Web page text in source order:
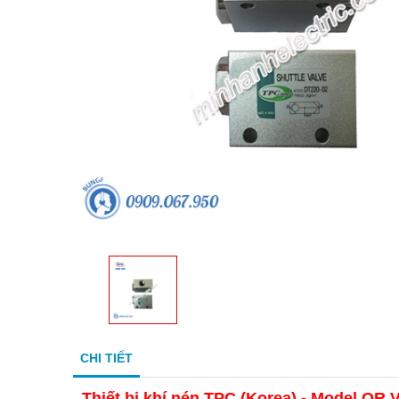
CHI TIẾT